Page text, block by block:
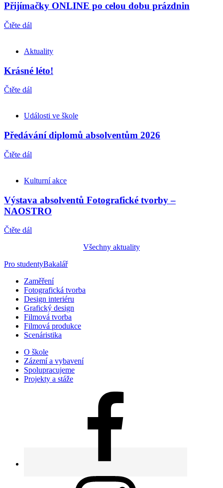
Přijímačky ONLINE po celou dobu prázdnin
Čtěte dál
Aktuality
Krásné léto!
Čtěte dál
Události ve škole
Předávání diplomů absolventům 2026
Čtěte dál
Kulturní akce
Výstava absolventů Fotografické tvorby –
NAOSTRO
Čtěte dál
Všechny aktuality
Pro studentyBakalář
Zaměření
Fotografická tvorba
Design interiéru
Grafický design
Filmová tvorba
Filmová produkce
Scenáristika
O škole
Zázemí a vybavení
Spolupracujeme
Projekty a stáže